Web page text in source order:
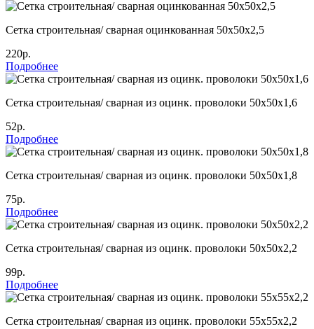
Сетка строительная/ сварная оцинкованная 50х50х2,5
220р.
Подробнее
Сетка строительная/ сварная из оцинк. проволоки 50х50х1,6
52р.
Подробнее
Сетка строительная/ сварная из оцинк. проволоки 50х50х1,8
75р.
Подробнее
Сетка строительная/ сварная из оцинк. проволоки 50х50х2,2
99р.
Подробнее
Сетка строительная/ сварная из оцинк. проволоки 55х55х2,2